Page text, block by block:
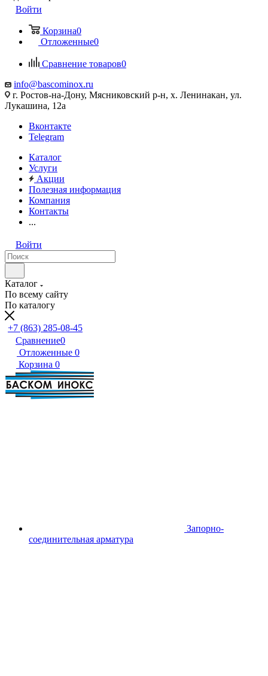
Войти
Корзина0
Отложенные0
Сравнение товаров0
info@bascominox.ru
г. Ростов-на-Дону, Мясниковский р-н, х. Ленинакан, ул.
Лукашина, 12а
Вконтакте
Telegram
Каталог
Услуги
Акции
Полезная информация
Компания
Контакты
...
Войти
Каталог
По всему сайту
По каталогу
+7 (863) 285-08-45
Сравнение0
Отложенные 0
Корзина 0
Запорно-
соединительная арматура